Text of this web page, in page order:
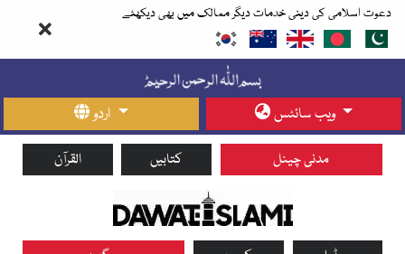
دعوت اسلامی کی دینی خدمات دیگر ممالک میں بھی دیکھئے
اردو ویب سائٹس
القرآن کتابیں مدنی چینل